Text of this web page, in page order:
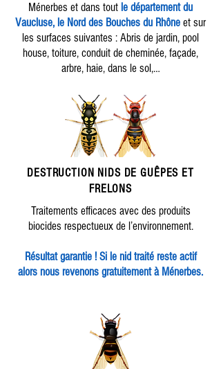
Ménerbes et dans tout le département du
Vaucluse, le Nord des Bouches du Rhône et sur
les surfaces suivantes : Abris de jardin, pool
house, toiture, conduit de cheminée, façade,
arbre, haie, dans le sol,…
DESTRUCTION NIDS DE GUÊPES ET
FRELONS
Traitements efficaces avec des produits
biocides respectueux de l’environnement.
Résultat garantie ! Si le nid traité reste actif
alors nous revenons gratuitement à Ménerbes.